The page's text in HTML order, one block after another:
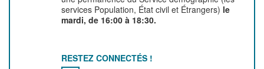
services Population, État civil et Étrangers) le
mardi, de 16:00 à 18:30.
RESTEZ CONNECTÉS !